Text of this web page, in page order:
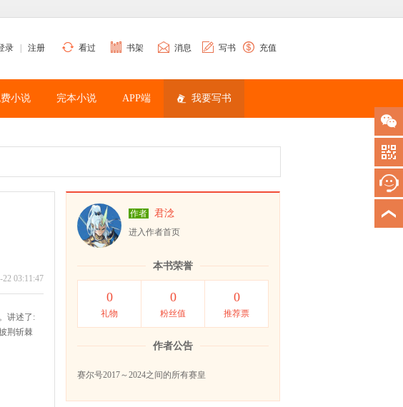
录 注册 看过 书架 消息 写书 充值
小说 完本小说 APP端 我要写书
03:11:47
讲述了:
荆斩棘
作者 君淰
进入作者首页
本书荣誉
0
礼物
0
粉丝值
0
推荐票
作者公告
赛尔号2017～2024之间的所有赛皇